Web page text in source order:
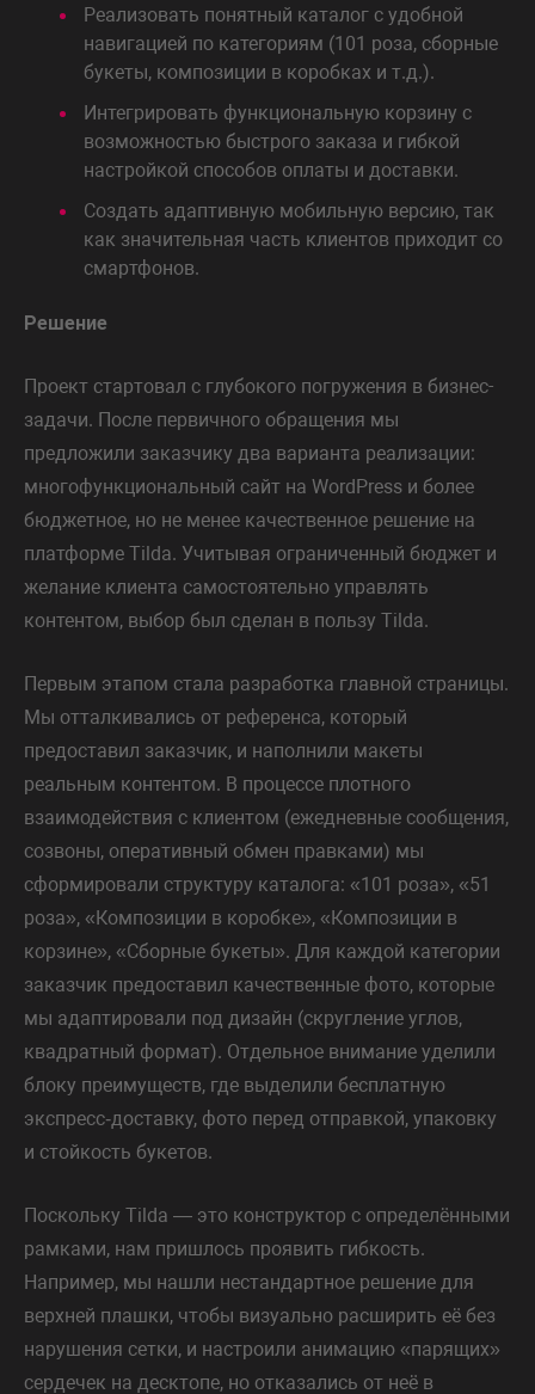
Реализовать понятный каталог с удобной
навигацией по категориям (101 роза, сборные
букеты, композиции в коробках и т.д.).
Интегрировать функциональную корзину с
возможностью быстрого заказа и гибкой
настройкой способов оплаты и доставки.
Создать адаптивную мобильную версию, так
как значительная часть клиентов приходит со
смартфонов.
Решение
Проект стартовал с глубокого погружения в бизнес-
задачи. После первичного обращения мы
предложили заказчику два варианта реализации:
многофункциональный сайт на WordPress и более
бюджетное, но не менее качественное решение на
платформе Tilda. Учитывая ограниченный бюджет и
желание клиента самостоятельно управлять
контентом, выбор был сделан в пользу Tilda.
Первым этапом стала разработка главной страницы.
Мы отталкивались от референса, который
предоставил заказчик, и наполнили макеты
реальным контентом. В процессе плотного
взаимодействия с клиентом (ежедневные сообщения,
созвоны, оперативный обмен правками) мы
сформировали структуру каталога: «101 роза», «51
роза», «Композиции в коробке», «Композиции в
корзине», «Сборные букеты». Для каждой категории
заказчик предоставил качественные фото, которые
мы адаптировали под дизайн (скругление углов,
квадратный формат). Отдельное внимание уделили
блоку преимуществ, где выделили бесплатную
экспресс‑доставку, фото перед отправкой, упаковку
и стойкость букетов.
Поскольку Tilda — это конструктор с определёнными
рамками, нам пришлось проявить гибкость.
Например, мы нашли нестандартное решение для
верхней плашки, чтобы визуально расширить её без
нарушения сетки, и настроили анимацию «парящих»
сердечек на десктопе, но отказались от неё в